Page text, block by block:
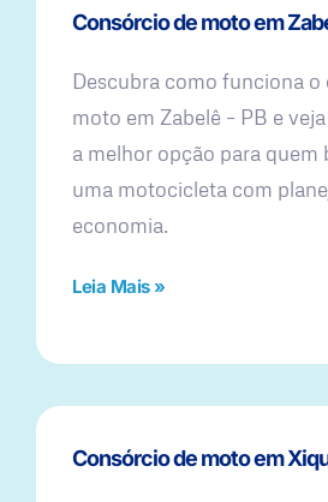
Consórcio de moto em
Descubra como funciona
moto em Zabelê – PB e
a melhor opção para quem
uma motocicleta com
economia.
Leia Mais »
Consórcio de moto em